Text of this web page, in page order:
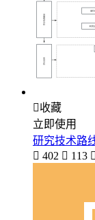
收藏
立即使用
研究技术路
 402  113 